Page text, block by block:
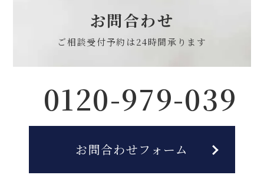
お問合わせ
ご相談受付予約は24時間承ります
0120-979-039
お問合わせフォーム